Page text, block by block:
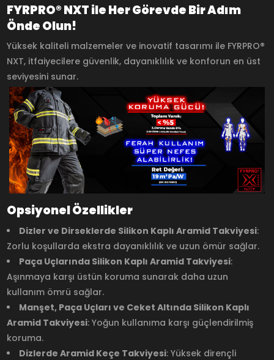
FYRPRO® NXT ile Her Görevde Bir Adım
Önde Olun!
Yüksek kaliteli malzemeler ve inovatif tasarımı ile FYRPRO®
NXT, itfaiyecilere güvenlik, dayanıklılık ve konforun en üst
seviyesini sunar.
Opsiyonel Özellikler
Dizler ve Dirseklerde Silikon Kaplı Aramid Takviyesi:
Zorlu koşullarda ekstra dayanıklılık ve uzun ömür sağlar.
Paça Uçlarında Silikon Kaplı Aramid Takviyesi:
Aşınmaya karşı üstün koruma sunarak daha uzun
kullanım ömrü sağlar.
Manşet, Paça Uçları ve Ceket Altında Silikon Kaplı
Aramid Takviyesi: Yoğun kullanıma karşı güçlendirilmiş
koruma.
Dizlerde Aramid Keçe Takviyesi: Yüksek dirençli